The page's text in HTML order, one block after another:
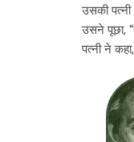
उसकी पत्नी
उसने पूछा,
पत्नी ने